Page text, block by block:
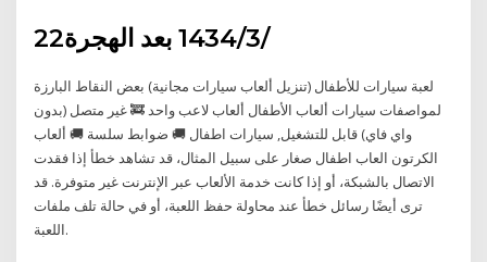
22‏‏/3‏‏/1434 بعد الهجرة
لعبة سيارات للأطفال (تنزيل ألعاب سيارات مجانية) بعض النقاط البارزة
لمواصفات سيارات ألعاب الأطفال ألعاب لاعب واحد 🚒 غير متصل (بدون
واي فاي) قابل للتشغيل, سيارات اطفال 🚚 ضوابط سلسة 🚚 ألعاب
الكرتون العاب اطفال صغار على سبيل المثال، قد تشاهد خطأ إذا فقدت
الاتصال بالشبكة، أو إذا كانت خدمة الألعاب عبر الإنترنت غير متوفرة. قد
ترى أيضًا رسائل خطأ عند محاولة حفظ اللعبة، أو في حالة تلف ملفات
اللعبة.